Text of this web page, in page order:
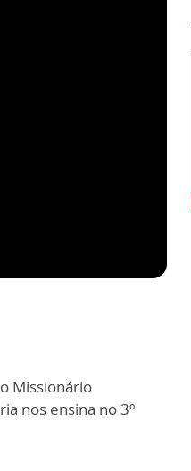
Missionário
nos ensina no 3º